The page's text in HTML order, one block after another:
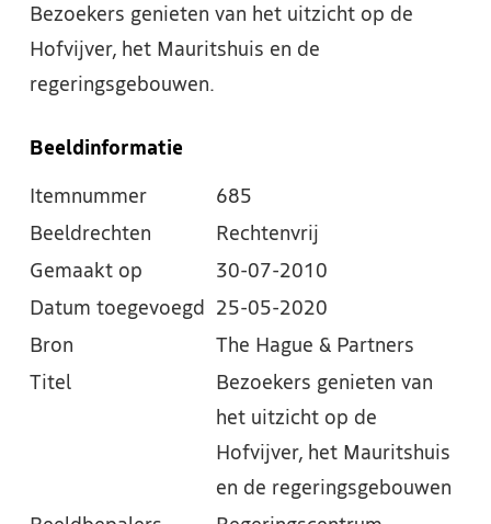
Bezoekers genieten van het uitzicht op de
Hofvijver, het Mauritshuis en de
regeringsgebouwen.
Beeldinformatie
Itemnummer
685
Beeldrechten
Rechtenvrij
Gemaakt op
30-07-2010
Datum toegevoegd
25-05-2020
Bron
The Hague & Partners
Titel
Bezoekers genieten van
het uitzicht op de
Hofvijver, het Mauritshuis
en de regeringsgebouwen